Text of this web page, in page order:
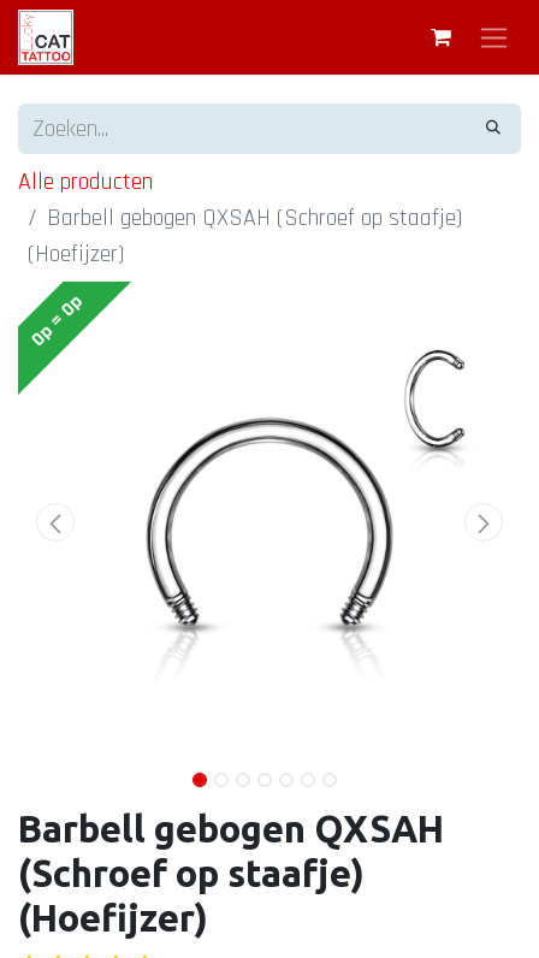
Alle producten
Barbell gebogen QXSAH (Schroef op staafje)
(Hoefijzer)
Op = Op
Barbell gebogen QXSAH
(Schroef op staafje)
(Hoefijzer)